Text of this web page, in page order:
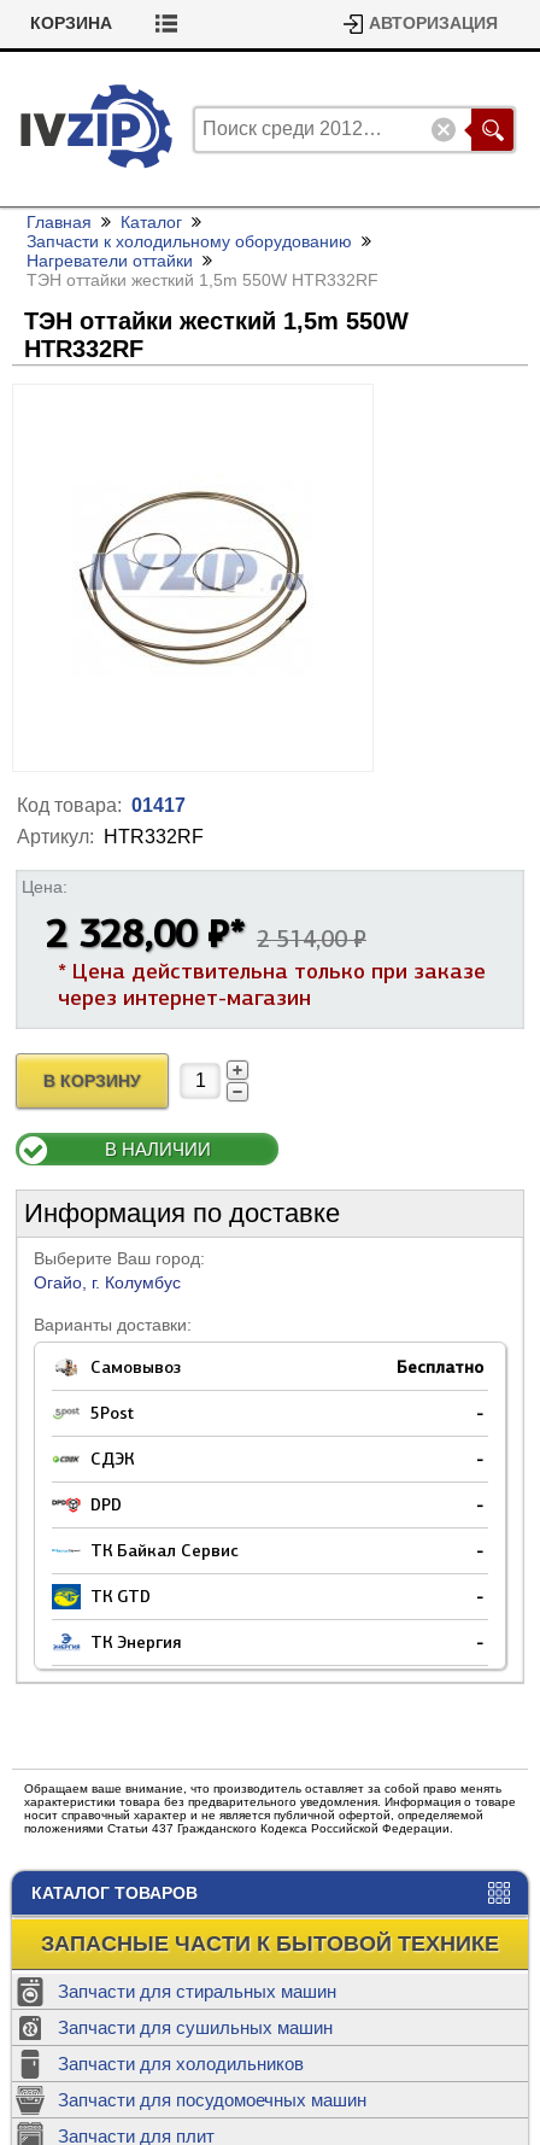
КОРЗИНА АВТОРИЗАЦИЯ
КАТАЛОГ ТОВАРОВ
ЗАПАСНЫЕ ЧАСТИ К БЫТОВОЙ ТЕХНИКЕ
Запчасти для стиральных машин
Запчасти для сушильных машин
Запчасти для холодильников
Запчасти для посудомоечных машин
Запчасти для плит
Главная
Каталог
Запчасти к холодильному оборудованию
Нагреватели оттайки
ТЭН оттайки жесткий 1,5m 550W HTR332RF
ТЭН оттайки жесткий 1,5m 550W
HTR332RF
Код товара: 01417
Артикул:
HTR332RF
Цена:
2 328,00 ₽* 2 514,00 ₽
* Цена действительна только при заказе
через интернет-магазин
В КОРЗИНУ
В НАЛИЧИИ
Информация по доставке
Выберите Ваш город:
Огайо, г. Колумбус
Варианты доставки:
Самовывоз Бесплатно
5Post -
СДЭК -
DPD -
ТК Байкал Сервис -
ТК GTD -
ТК Энергия -
Обращаем ваше внимание, что производитель оставляет за собой право менять
характеристики товара без предварительного уведомления. Информация о товаре
носит справочный характер и не является публичной офертой, определяемой
положениями Статьи 437 Гражданского Кодекса Российской Федерации.